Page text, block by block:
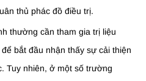
thủ phác đồ điều trị.
thường cần tham gia trị liệu
bắt đầu nhận thấy sự cải thiện
Tuy nhiên, ở một số trường